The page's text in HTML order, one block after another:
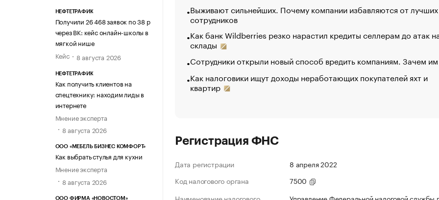
НЕФТЕТРАФИК
Получили 26 468 заявок по 38 р
через ВК: кейс онлайн-школы в
мягкой нише
Кейс
8 августа 2026
НЕФТЕТРАФИК
Как получить клиентов на
спецтехнику: находим лиды в
интернете
Мнение эксперта
8 августа 2026
ООО «МЕБЕЛЬ БИЗНЕС КОМФОРТ»
Как выбрать стулья для кухни
Мнение эксперта
8 августа 2026
ООО ФИРМА «НОВОСТОМ»
Выживают сильнейших. Почему компании избавляются от лучших
сотрудников
Как банк Wildberries резко нарастил кредиты селлерам до атак
склады
Сотрудники открыли новый способ вредить компаниям. Зачем
Как налоговики ищут доходы неработающих покупателей яхт и
квартир
Регистрация ФНС
Дата регистрации
8 апреля 2022
Код налогового органа
7500